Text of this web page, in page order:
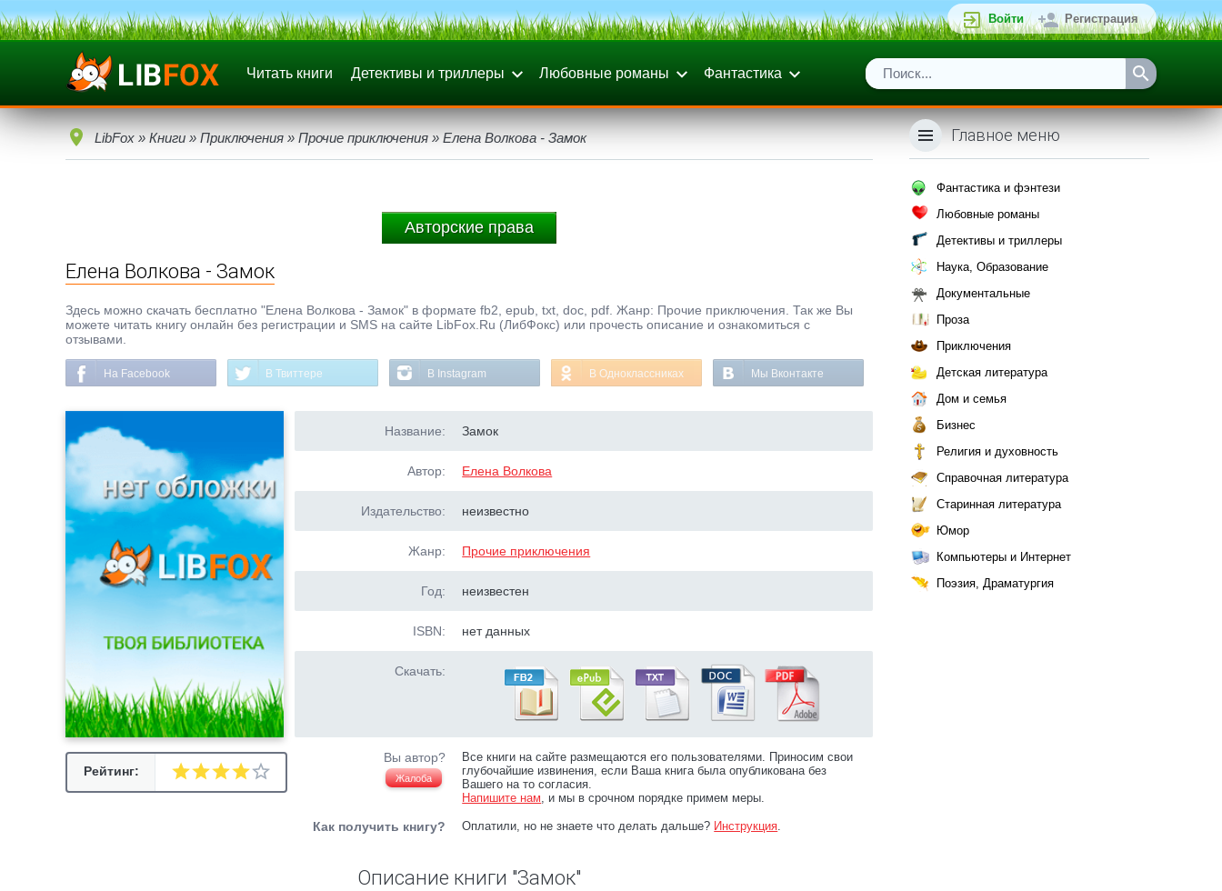
Войти Регистрация
Читать книги Детективы и триллеры Любовные романы Фантастика
LibFox » Книги » Приключения » Прочие приключения » Елена Волкова - Замок
Авторские права
Елена Волкова - Замок
Здесь можно скачать бесплатно "Елена Волкова - Замок" в формате fb2, epub, txt, doc, pdf. Жанр: Прочие приключения. Так же Вы
можете читать книгу онлайн без регистрации и SMS на сайте LibFox.Ru (ЛибФокс) или прочесть описание и ознакомиться с
отзывами.
На Facebook В Твиттере В Instagram В Одноклассниках Мы Вконтакте
Рейтинг:
Название: Замок
Автор: Елена Волкова
Издательство: неизвестно
Жанр: Прочие приключения
Год: неизвестен
ISBN: нет данных
Скачать:
Вы автор?
Жалоба
Все книги на сайте размещаются его пользователями. Приносим свои
глубочайшие извинения, если Ваша книга была опубликована без
Вашего на то согласия.
Напишите нам, и мы в срочном порядке примем меры.
Как получить книгу? Оплатили, но не знаете что делать дальше? Инструкция.
Описание книги "Замок"
Главное меню
Фантастика и фэнтези
Любовные романы
Детективы и триллеры
Наука, Образование
Документальные
Проза
Приключения
Детская литература
Дом и семья
Бизнес
Религия и духовность
Справочная литература
Старинная литература
Юмор
Компьютеры и Интернет
Поэзия, Драматургия